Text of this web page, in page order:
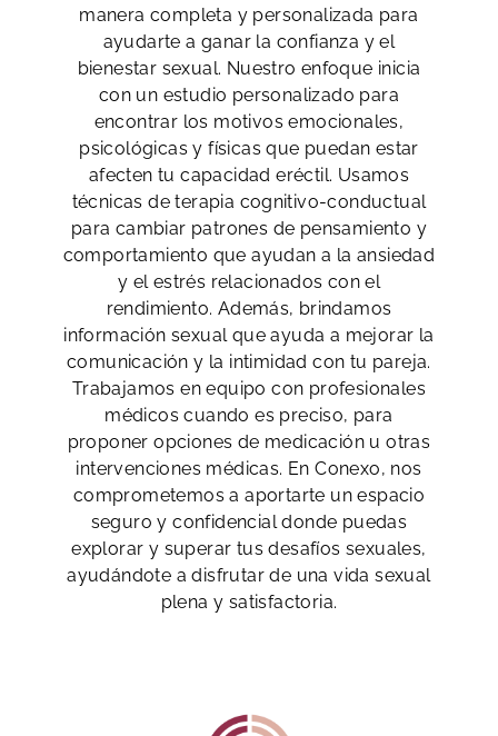
manera completa y personalizada para
ayudarte a ganar la confianza y el
bienestar sexual. Nuestro enfoque inicia
con un estudio personalizado para
encontrar los motivos emocionales,
psicológicas y físicas que puedan estar
afecten tu capacidad eréctil. Usamos
técnicas de terapia cognitivo-conductual
para cambiar patrones de pensamiento y
comportamiento que ayudan a la ansiedad
y el estrés relacionados con el
rendimiento. Además, brindamos
información sexual que ayuda a mejorar la
comunicación y la intimidad con tu pareja.
Trabajamos en equipo con profesionales
médicos cuando es preciso, para
proponer opciones de medicación u otras
intervenciones médicas. En Conexo, nos
comprometemos a aportarte un espacio
seguro y confidencial donde puedas
explorar y superar tus desafíos sexuales,
ayudándote a disfrutar de una vida sexual
plena y satisfactoria.